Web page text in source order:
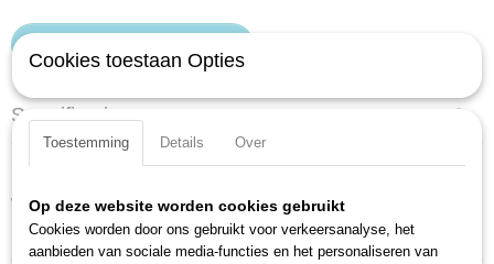
Specificaties
EAN code
4000896003181
Productcode leverancier
Omschrijving
Wringstaaf Hazet 1114 en schuifstuk 1115-1.
Met stiftborging.
Duits fabricaat.
Cookies toestaan Opties
Toestemming Details Over
Op deze website worden cookies gebruikt
Cookies worden door ons gebruikt voor verkeersanalyse, het
aanbieden van sociale media-functies en het personaliseren van